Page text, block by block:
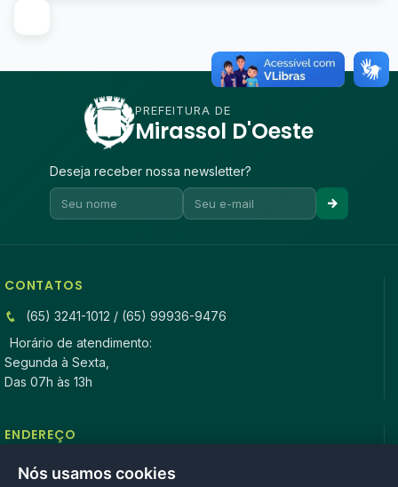
PREFEITURA DE
Mirassol D'Oeste
Deseja receber nossa newsletter?
CONTATOS
(65) 3241-1012 / (65) 99936-9476
Horário de atendimento:
Segunda à Sexta,
Das 07h às 13h
ENDEREÇO
Rua Antonio Tavares, n° 3310, Centro CEP: 78.280-000 -
Nós usamos cookies